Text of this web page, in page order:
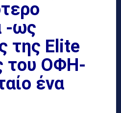
-ως
της Elite
του ΟΦΗ-
ένα